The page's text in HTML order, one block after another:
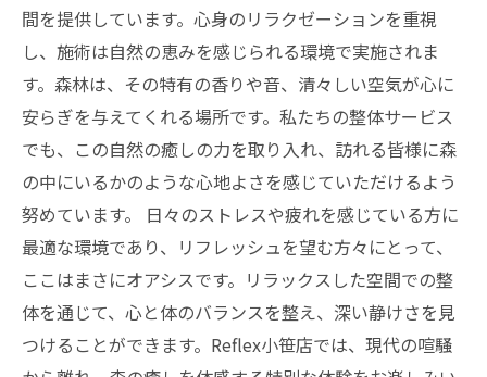
間を提供しています。心身のリラクゼーションを重視
し、施術は自然の恵みを感じられる環境で実施されま
す。森林は、その特有の香りや音、清々しい空気が心に
安らぎを与えてくれる場所です。私たちの整体サービス
でも、この自然の癒しの力を取り入れ、訪れる皆様に森
の中にいるかのような心地よさを感じていただけるよう
努めています。 日々のストレスや疲れを感じている方に
最適な環境であり、リフレッシュを望む方々にとって、
ここはまさにオアシスです。リラックスした空間での整
体を通じて、心と体のバランスを整え、深い静けさを見
つけることができます。Reflex小笹店では、現代の喧騒